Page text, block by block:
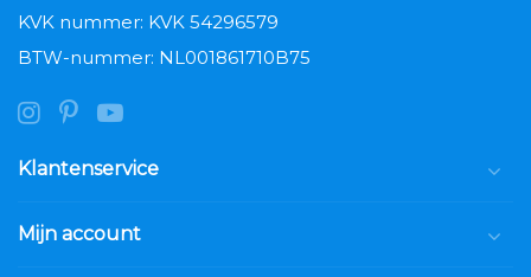
KVK nummer: KVK 54296579
BTW-nummer: NL001861710B75
Klantenservice
Mijn account